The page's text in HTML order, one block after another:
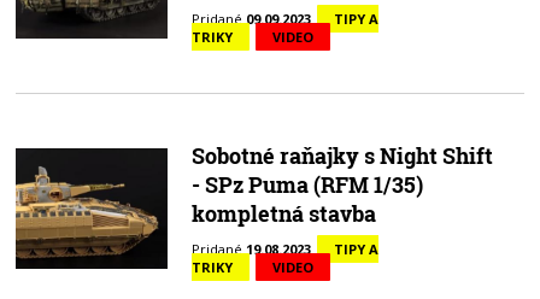
Pridané09.09.2023
TIPY A
TRIKY
VIDEO
Sobotné raňajky s Night Shift
- SPz Puma (RFM 1/35)
kompletná stavba
Pridané19.08.2023
TIPY A
TRIKY
VIDEO